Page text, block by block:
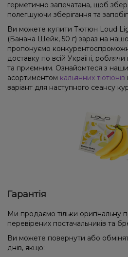
герметично запечатана, щоб
полегшуючи зберігання та
Ви можете купити Тютюн Loud
(Банана Шейк, 50 г) зараз на
пропонуємо
доставку по всій Україні,
та приємним. Ознайомтеся з
асортиментом кальянних тютюнів
варіант для наступного сеансу
Гарантія
Ми продаємо тільки оригінальну
перевірених постачальників та
Ви можете повернути або
днів, якщо: